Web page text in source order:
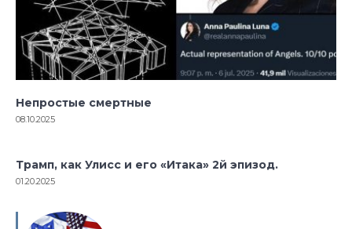
Непростые смертные
08.10.2025
Трамп, как Улисс и его «Итака» 2й эпизод.
01.20.2025